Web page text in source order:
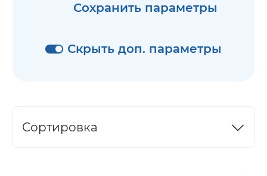
Скрыть доп. параметры
Сохранить параметры
Сортировка